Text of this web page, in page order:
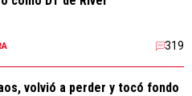
319
volvió a perder y tocó fondo